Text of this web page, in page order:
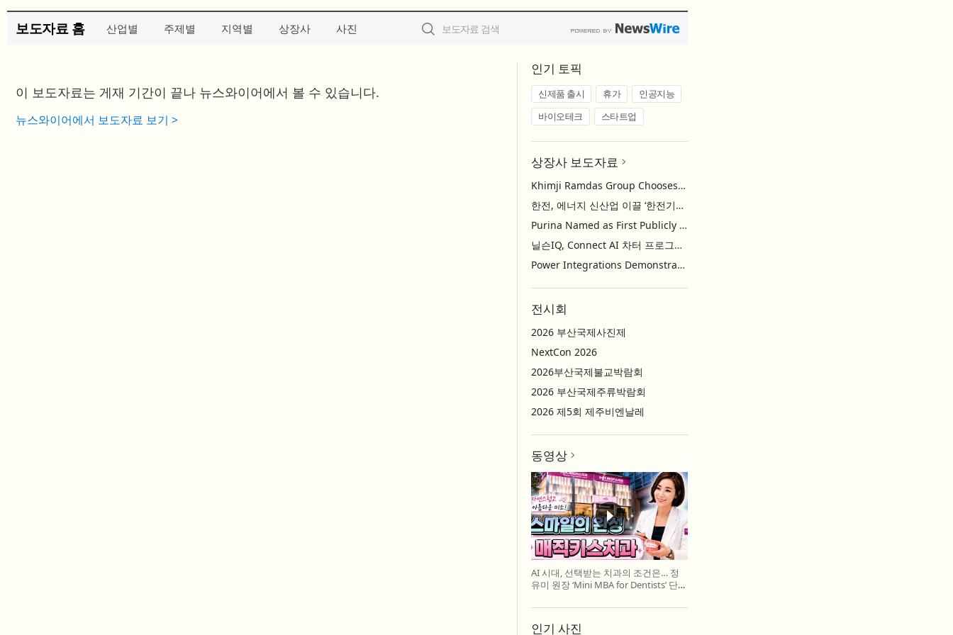
보도자료 홈 산업별 주제별 지역별 상장사 사진
이 보도자료는 게재 기간이 끝나 뉴스와이어에서 볼 수 있습니다.
뉴스와이어에서 보도자료 보기 >
인기 토픽
신제품 출시 휴가
인공지능
바이오테크
스타트업
상장사 보도자료
Khimji Ramdas Group Chooses Rimini Street to Reduce SAP Support Costs, Protect 700+ Customizations and Reinvest Savings in Innovation
한전, 에너지 신산업 이끌 ‘한전기술지주’ 공식 출범
Purina Named as First Publicly Announced NIQ ConnectAI Charter Client
닐슨IQ, Connect AI 차터 프로그램 최초 고객사 ‘퓨리나’ 선정
Power Integrations Demonstrates World’s First 2200 V GaN Technology for Next-Era High-Voltage Power Systems
전시회
2026 부산국제사진제
NextCon 2026
2026부산국제불교박람회
2026 부산국제주류박람회
2026 제5회 제주비엔날레
동영상
AI 시대, 선택받는 치과의 조건은… 정
유미 원장 ‘Mini MBA for Dentists’ 단독
인기 사진